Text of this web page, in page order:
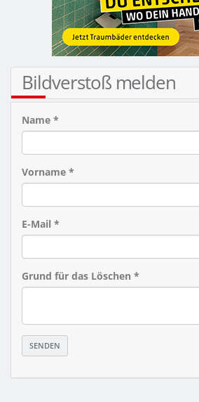
Bildverstoß melden
Name *
Vorname *
E-Mail *
Grund für das Löschen *